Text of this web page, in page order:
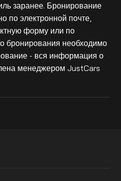
заранее. Бронирование
по электронной почте,
форму или по
бронирования необходимо
- вся информация о
менеджером JustCars